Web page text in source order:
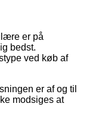
er på
bedst.
ved køb af
er af og til
modsiges at